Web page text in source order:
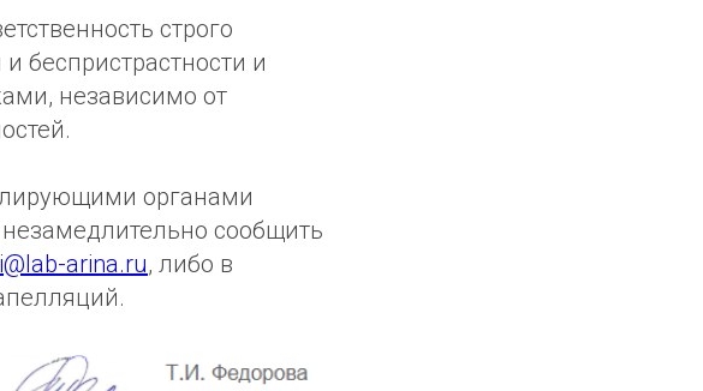
строго
беспристрастности и
независимо от
органами
сообщить
arina.ru, либо в